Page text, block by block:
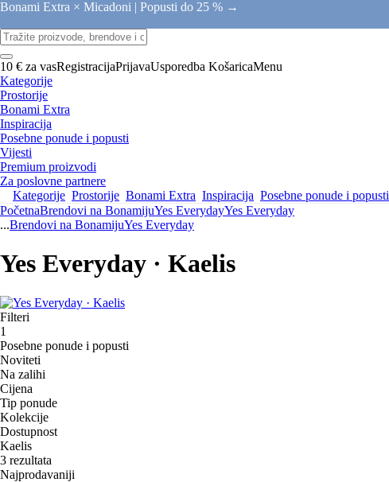
Bonami Extra × Micadoni | Popusti do 25 % →
10 € za vasRegistracijaPrijavaUsporedba KošaricaMenu
Kategorije
Prostorije
Bonami Extra
Inspiracija
Posebne ponude i popusti
Vijesti
Premium proizvodi
Za poslovne partnere
Kategorije Prostorije Bonami Extra Inspiracija Posebne ponude i popusti
PočetnaBrendovi na BonamijuYes EverydayYes Everyday
...Brendovi na BonamijuYes Everyday
Yes Everyday · Kaelis
Filteri
1
Posebne ponude i popusti
Noviteti
Na zalihi
Cijena
Tip ponude
Kolekcije
Dostupnost
Kaelis
3 rezultata
Najprodavaniji